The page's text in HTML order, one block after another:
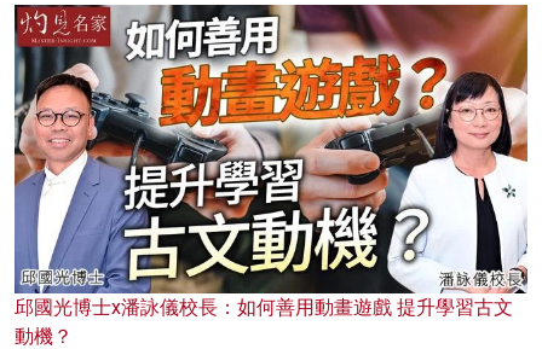
邱國光博士x潘詠儀校長：如何善用動畫遊戲 提升學習古文
動機？